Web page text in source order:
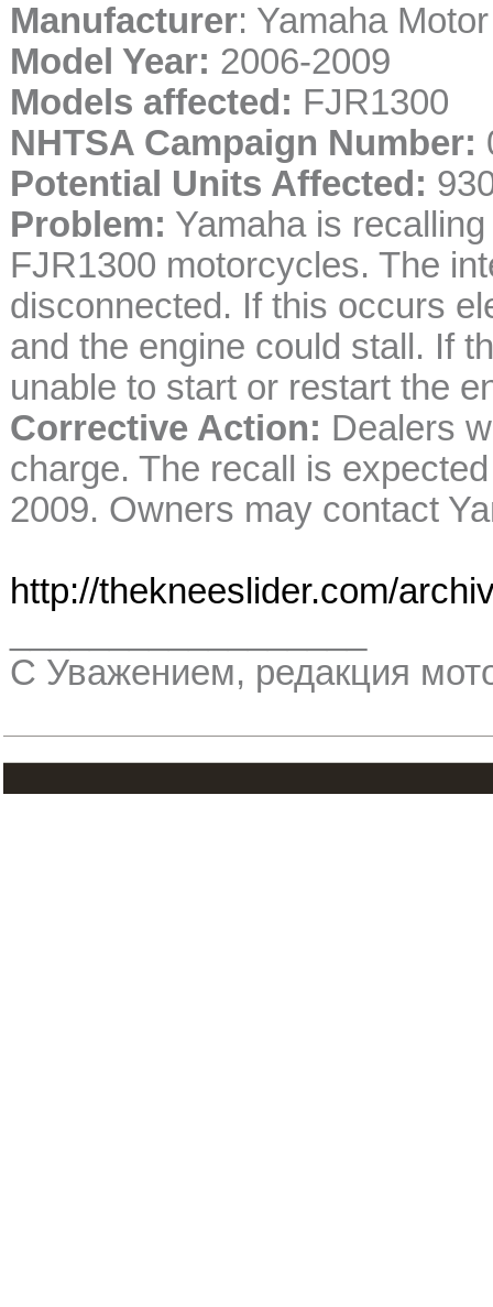
Manufacturer: Yamaha
Model Year: 2006-2009
Models affected: FJR1300
NHTSA Campaign Number:
Potential Units Affected:
Problem: Yamaha is
FJR1300 motorcycles. The
disconnected. If this occurs
and the engine could stall. If
unable to start or restart the
Corrective Action: Dealers
charge. The recall is
2009. Owners may contact
http://thekneeslider.com/
С Уважением, редакция